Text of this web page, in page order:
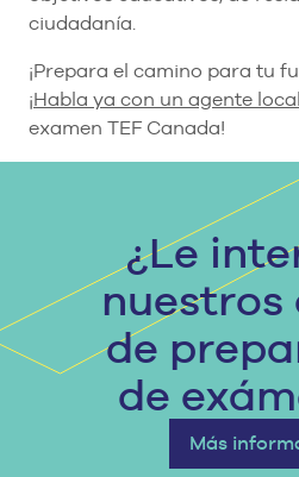
ciudadanía.
¡Prepara el camino para tu
¡Habla ya con un agente
examen TEF Canada!
¿Le
nuestros
de
de
Más